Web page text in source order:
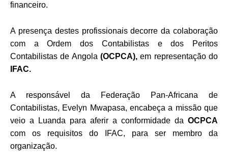
financeiro.
A presença destes profissionais decorre da colaboração
com a Ordem dos Contabilistas e dos Peritos
Contabilistas de Angola (OCPCA), em representação do
IFAC.
A responsável da Federação Pan-Africana de
Contabilistas, Evelyn Mwapasa, encabeça a missão que
veio a Luanda para aferir a conformidade da OCPCA
com os requisitos do IFAC, para ser membro da
organização.